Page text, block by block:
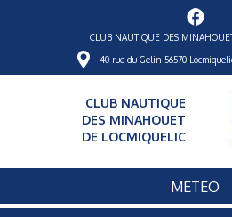
CLUB NAUTIQUE DES
40 rue du Gelin 56570
CLUB NAUTIQUE
DES MINAHOUET
DE LOCMIQUELIC
METEO